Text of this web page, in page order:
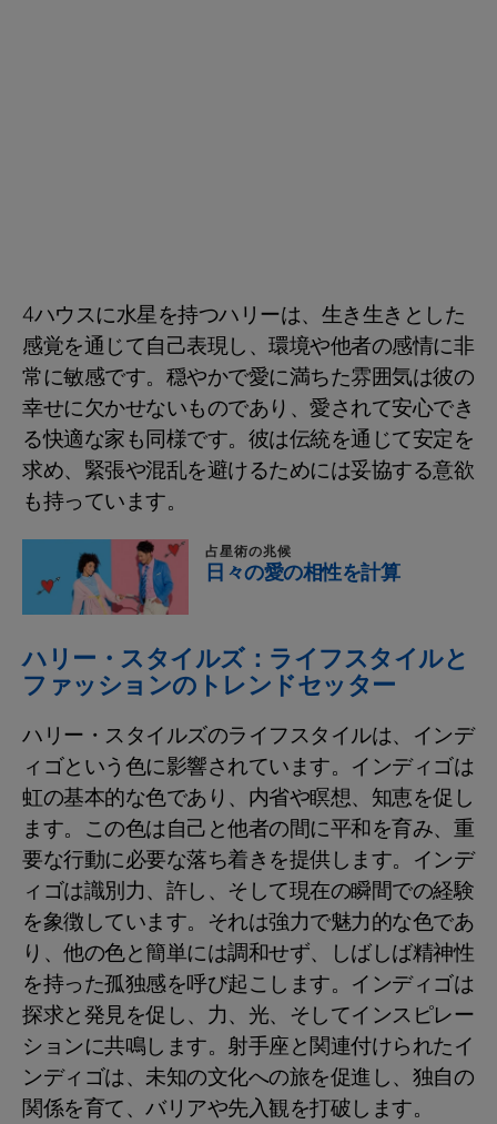
4ハウスに水星を持つハリーは、生き生きとした
感覚を通じて自己表現し、環境や他者の感情に非
常に敏感です。穏やかで愛に満ちた雰囲気は彼の
幸せに欠かせないものであり、愛されて安心でき
る快適な家も同様です。彼は伝統を通じて安定を
求め、緊張や混乱を避けるためには妥協する意欲
も持っています。
占星術の兆候
日々の愛の相性を計算
ハリー・スタイルズ：ライフスタイルと
ファッションのトレンドセッター
ハリー・スタイルズのライフスタイルは、インデ
ィゴという色に影響されています。インディゴは
虹の基本的な色であり、内省や瞑想、知恵を促し
ます。この色は自己と他者の間に平和を育み、重
要な行動に必要な落ち着きを提供します。インデ
ィゴは識別力、許し、そして現在の瞬間での経験
を象徴しています。それは強力で魅力的な色であ
り、他の色と簡単には調和せず、しばしば精神性
を持った孤独感を呼び起こします。インディゴは
探求と発見を促し、力、光、そしてインスピレー
ションに共鳴します。射手座と関連付けられたイ
ンディゴは、未知の文化への旅を促進し、独自の
関係を育て、バリアや先入観を打破します。